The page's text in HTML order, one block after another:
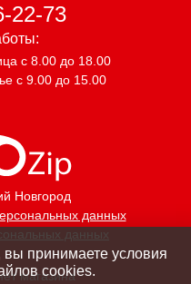
Новгород
данных
данных
22-73
с 8.00 до 18.00
с 9.00 до 15.00
магазина
вы принимаете условия
cookies.